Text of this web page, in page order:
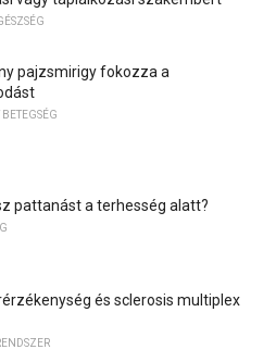
pajzsmirigy fokozza a
pattanást a terhesség alatt?
és sclerosis multiplex